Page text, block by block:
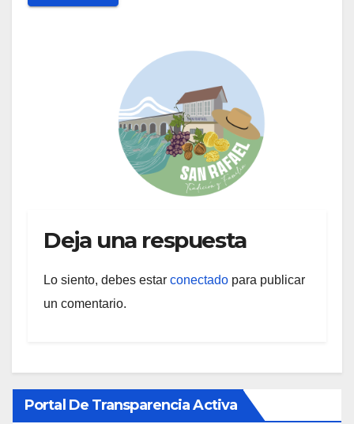
Deja una respuesta
Lo siento, debes estar conectado para publicar
un comentario.
Portal De Transparencia Activa